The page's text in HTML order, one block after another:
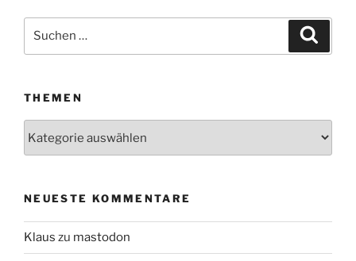
Suchen
THEMEN
NEUESTE KOMMENTARE
Klaus zu mastodon